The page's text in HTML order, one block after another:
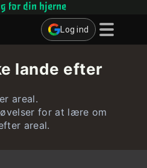
for din hjerne
Log ind
lande efter
areal.
for at lære om
areal.